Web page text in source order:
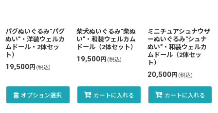
パグぬいぐるみ"パグ
ぬい"・洋装ウェルカ
ムドール・2体セッ
ト）
19,500円 (税込)
オプション選択
柴犬ぬいぐるみ"柴ぬ
い"・和装ウェルカム
ドール（2体セット）
19,500円 (税込)
カートに入れる
ミニチュアシュナウザ
ーぬいぐるみ"シュナ
ぬい"・和装ウェルカ
ムドール（2体セッ
ト）
20,500円 (税込)
カートに入れる